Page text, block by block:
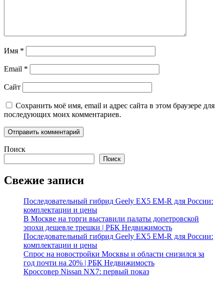
Имя *
Email *
Сайт
Сохранить моё имя, email и адрес сайта в этом браузере для
последующих моих комментариев.
Поиск
Поиск
Свежие записи
Последовательный гибрид Geely EX5 EM-R для России:
комплектации и цены
В Москве на торги выставили палаты допетровской
эпохи дешевле трешки | РБК Недвижимость
Последовательный гибрид Geely EX5 EM-R для России:
комплектации и цены
Спрос на новостройки Москвы и области снизился за
год почти на 20% | РБК Недвижимость
Кроссовер Nissan NX7: первый показ